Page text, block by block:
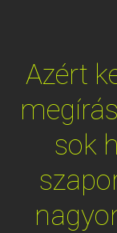
Azért
sok